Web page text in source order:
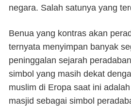
negara. Salah satunya yang
Benua yang kontras akan
ternyata menyimpan banyak
peninggalan sejarah
simbol yang masih dekat
muslim di Eropa saat ini
masjid sebagai simbol